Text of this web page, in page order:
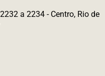
a 2234 - Centro, Rio de